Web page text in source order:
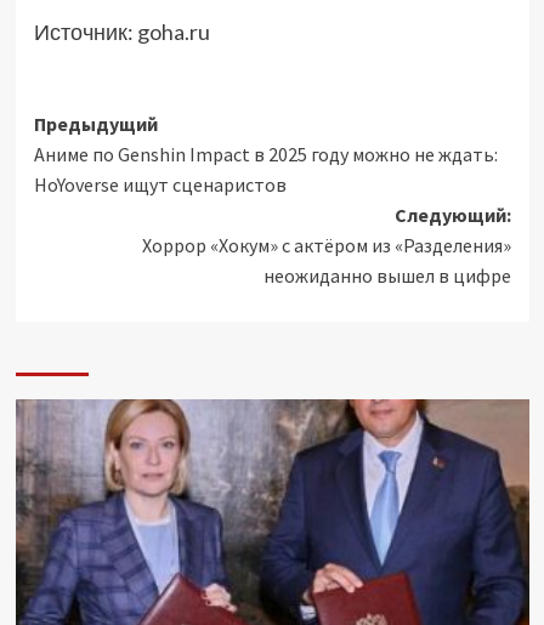
Источник: goha.ru
Навигация
записи
Предыдущий
Аниме по Genshin Impact в 2025 году можно не ждать:
HoYoverse ищут сценаристов
Следующий:
Хоррор «Хокум» с актёром из «Разделения»
неожиданно вышел в цифре